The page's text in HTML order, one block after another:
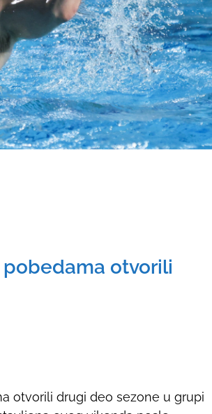
pobedama otvorili
otvorili drugi deo sezone u grupi